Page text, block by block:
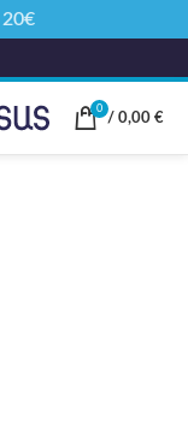
0
/ 0,00 €